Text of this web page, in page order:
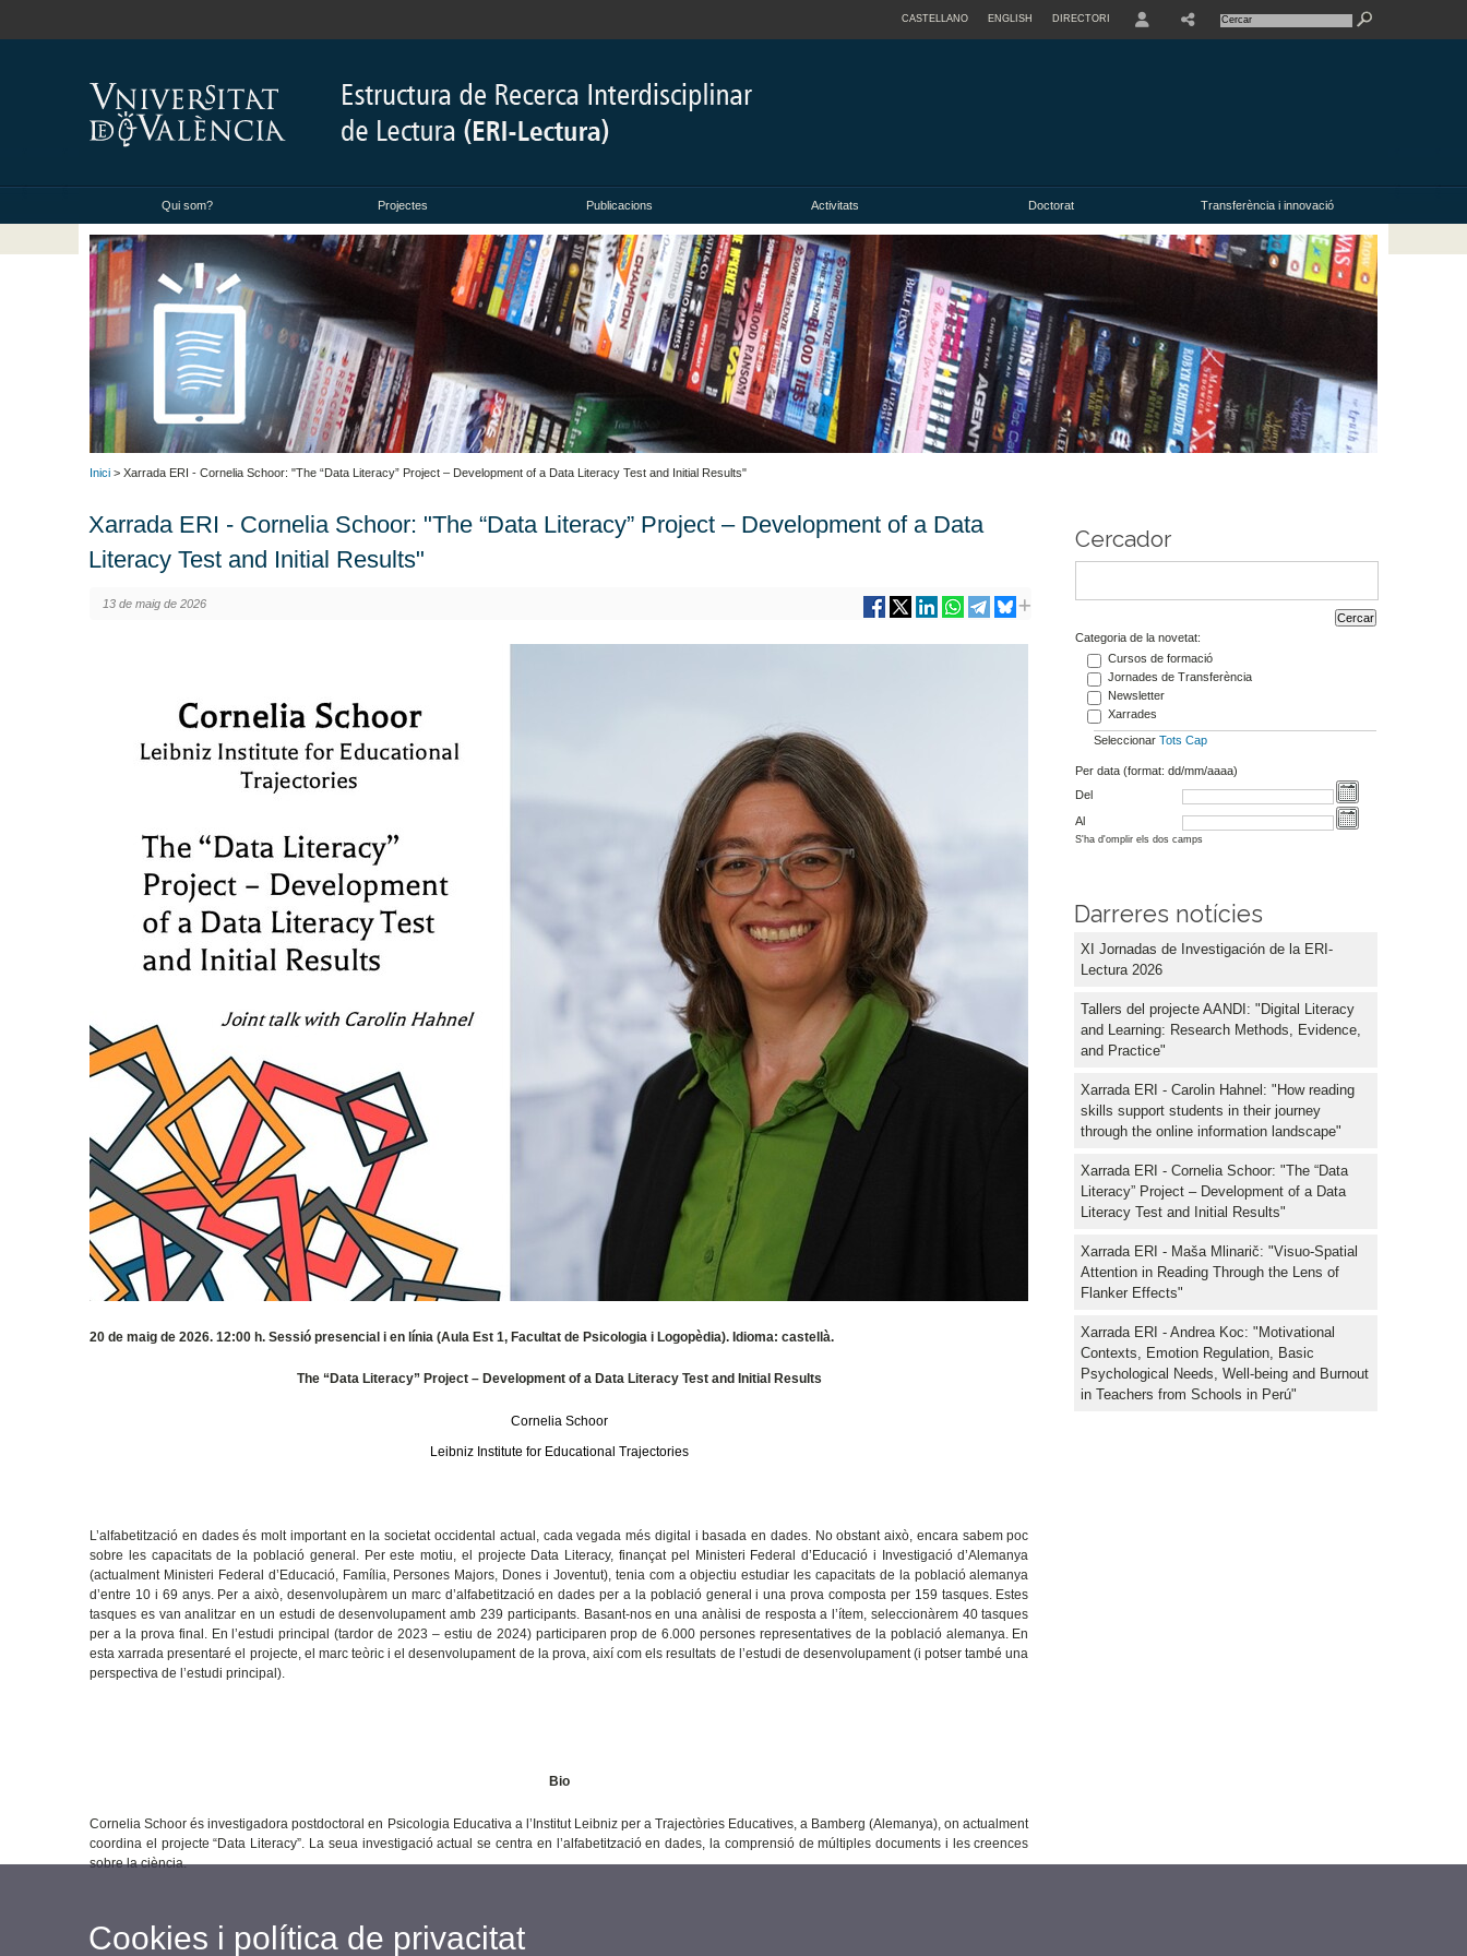
CASTELLANO ENGLISH DIRECTORI
Qui som? Projectes Publicacions Activitats Doctorat Transferència i innovació
Inici > Xarrada ERI - Cornelia Schoor: "The “Data Literacy” Project – Development of a Data Literacy Test and Initial Results"
Xarrada ERI - Cornelia Schoor: "The “Data Literacy” Project – Development of a Data
Literacy Test and Initial Results"
13 de maig de 2026
20 de maig de 2026. 12:00 h. Sessió presencial i en línia (Aula Est 1, Facultat de Psicologia i Logopèdia). Idioma: castellà.
The “Data Literacy” Project – Development of a Data Literacy Test and Initial Results
Cornelia Schoor
Leibniz Institute for Educational Trajectories
L’alfabetització en dades és molt important en la societat occidental actual, cada vegada més digital i basada en dades. No obstant això, encara sabem poc
sobre les capacitats de la població general. Per este motiu, el projecte Data Literacy, finançat pel Ministeri Federal d’Educació i Investigació d’Alemanya
(actualment Ministeri Federal d’Educació, Família, Persones Majors, Dones i Joventut), tenia com a objectiu estudiar les capacitats de la població alemanya
d’entre 10 i 69 anys. Per a això, desenvolupàrem un marc d’alfabetització en dades per a la població general i una prova composta per 159 tasques. Estes
tasques es van analitzar en un estudi de desenvolupament amb 239 participants. Basant-nos en una anàlisi de resposta a l’ítem, seleccionàrem 40 tasques
per a la prova final. En l’estudi principal (tardor de 2023 – estiu de 2024) participaren prop de 6.000 persones representatives de la població alemanya. En
esta xarrada presentaré el projecte, el marc teòric i el desenvolupament de la prova, així com els resultats de l’estudi de desenvolupament (i potser també una
perspectiva de l’estudi principal).
Bio
Cornelia Schoor és investigadora postdoctoral en Psicologia Educativa a l’Institut Leibniz per a Trajectòries Educatives, a Bamberg (Alemanya), on actualment
coordina el projecte “Data Literacy”. La seua investigació actual se centra en l’alfabetització en dades, la comprensió de múltiples documents i les creences
sobre la ciència.
Cercador
Categoria de la novetat:
Cursos de formació
Jornades de Transferència
Newsletter
Xarrades
Seleccionar Tots Cap
Per data (format: dd/mm/aaaa)
Del
Al
S'ha d'omplir els dos camps
Darreres notícies
XI Jornadas de Investigación de la ERI-
Lectura 2026
Tallers del projecte AANDI: "Digital Literacy
and Learning: Research Methods, Evidence,
and Practice"
Xarrada ERI - Carolin Hahnel: "How reading
skills support students in their journey
through the online information landscape"
Xarrada ERI - Cornelia Schoor: "The “Data
Literacy” Project – Development of a Data
Literacy Test and Initial Results"
Xarrada ERI - Maša Mlinarič: "Visuo-Spatial
Attention in Reading Through the Lens of
Flanker Effects"
Xarrada ERI - Andrea Koc: "Motivational
Contexts, Emotion Regulation, Basic
Psychological Needs, Well-being and Burnout
in Teachers from Schools in Perú"
Cookies i política de privacitat